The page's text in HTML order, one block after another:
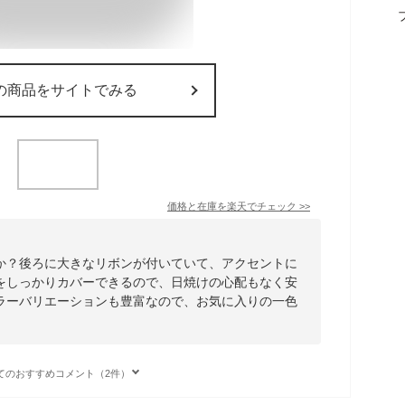
商品をサイトでみる
価格と在庫を楽天でチェック >>
後ろに大きなリボンが付いていて、アクセントに
っかりカバーできるので、日焼けの心配もなく安
バリエーションも豊富なので、お気に入りの一色
のおすすめコメント（2件）